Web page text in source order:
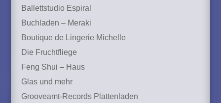
Ballettstudio Espiral
Buchladen – Meraki
Boutique de Lingerie Michelle
Die Fruchtfliege
Feng Shui – Haus
Glas und mehr
Grooveamt-Records Plattenladen